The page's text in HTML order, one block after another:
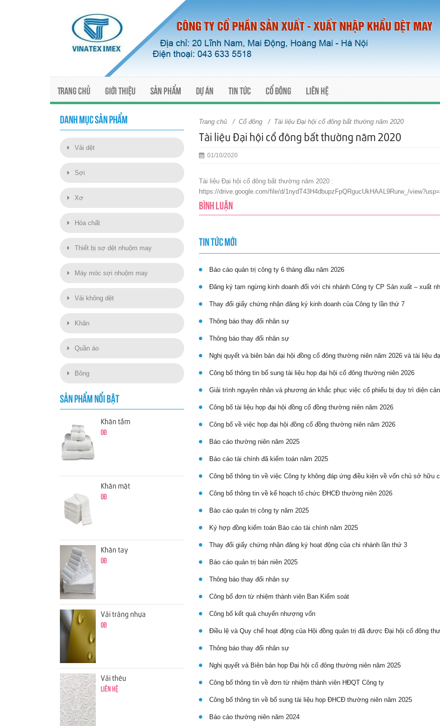
Trang chủ Giới thiệu Sản phẩm Dự án Tin tức Cổ đông Liên hệ
DANH MỤC SẢN PHẨM
Vải dệt
Sợi
Xơ
Hóa chất
Thiết bị sợ dệt nhuộm may
Máy móc sợi nhuộm may
Vải không dệt
Khăn
Quần áo
Bông
SẢN PHẨM NỔI BẬT
Khăn tắm
0đ
Khăn mặt
0đ
Khăn tay
0đ
Vải tráng nhựa
0đ
Vải thêu
Liên hệ
Trang chủ/ Cổ đông / Tài liệu Đại hội cổ đông bất thường năm 2020
Tài liệu Đại hội cổ đông bất thường năm 2020
01/10/2020
Tài liệu Đại hội cổ đông bất thường năm 2020 :
https://drive.google.com/file/d/1nydT43H4dbupzFpQRgucUkHAAL9Rurw_/
BÌNH LUẬN
TIN TỨC MỚI
Báo cáo quản trị công ty 6 tháng đầu năm 2026
Đăng ký tạm ngừng kinh doanh đối với chi nhánh Công ty CP Sản xuất – xuất
Thay đổi giấy chứng nhận đăng ký kinh doanh của Công ty lần thứ 7
Thông báo thay đổi nhân sự
Thông báo thay đổi nhân sự
Nghị quyết và biên bản đại hội đồng cổ đông thường niên năm 2026 và tài liệu
Công bố thông tin bổ sung tài liệu họp đại hội cổ đông thường niên 2026
Giải trình nguyên nhân và phương án khắc phục việc cổ phiếu bị duy trì diện
Công bố tài liệu họp đại hội đồng cổ đồng thường niên năm 2026
Công bố về việc họp đại hội đồng cổ đồng thường niên năm 2026
Báo cáo thường niên năm 2025
Báo cáo tài chính đã kiểm toán năm 2025
Công bố thông tin về việc Công ty không đáp ứng điều kiện về vốn chủ sở hữu
Công bố thông tin về kế hoạch tổ chức ĐHCĐ thường niên 2026
Báo cáo quản trị công ty năm 2025
Ký hợp đồng kiểm toán Báo cáo tài chính năm 2025
Thay đổi giấy chứng nhận đăng ký hoạt động của chi nhánh lần thứ 3
Báo cáo quản trị bán niên 2025
Thông báo thay đổi nhân sự
Công bố đơn từ nhiệm thành viên Ban Kiểm soát
Công bố kết quả chuyển nhượng vốn
Điều lệ và Quy chế hoạt động của Hội đồng quản trị đã được Đại hội cổ đông
Thông báo thay đổi nhân sự
Nghị quyết và Biên bản họp Đại hội cổ đông thường niên năm 2025
Công bố thông tin về đơn từ nhiệm thành viên HĐQT Công ty
Công bố thông tin về bổ sung tài liệu họp ĐHCĐ thường niên năm 2025
Báo cáo thường niên năm 2024